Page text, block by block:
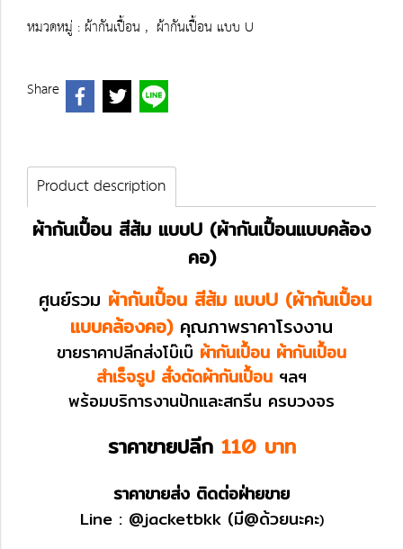
หมวดหมู่ :ผ้ากันเปื้อน, ผ้ากันเปื้อน แบบ U
Share
Product description
ผ้ากันเปื้อน สีส้ม แบบU (ผ้ากันเปื้อนแบบคล้อง
คอ)
ศูนย์รวม ผ้ากันเปื้อน สีส้ม แบบU (ผ้ากันเปื้อน
แบบคล้องคอ)คุณภาพราคาโรงงาน
ขายราคาปลีกส่งโบ๊เบ๊ ผ้ากันเปื้อน ผ้ากันเปื้อน
สำเร็จรูป สั่งตัดผ้ากันเปื้อน ฯลฯ
พร้อมบริการงานปักและสกรีน ครบวงจร
ราคาขายปลีก 110 บาท
ราคาขายส่ง ติดต่อฝ่ายขาย
Line : @jacketbkk(มี@ด้วยนะคะ)